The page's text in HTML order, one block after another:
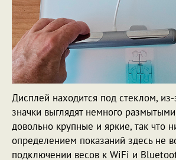
Дисплей находится под стеклом,
значки выглядят немного
довольно крупные и яркие, так что
определением показаний здесь не
подключении весов к WiFi и